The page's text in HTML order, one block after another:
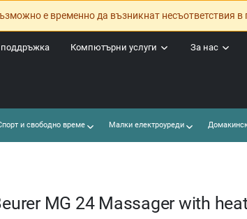
е временно да възникнат несъответствия
За нас
Компютърни услуги
и свободно време Малки електроуреди
MG 24 Massager with